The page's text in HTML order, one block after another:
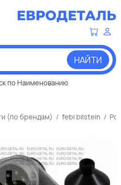
НАЙТИ
по Наименованию
(по брендам) febi bilstein